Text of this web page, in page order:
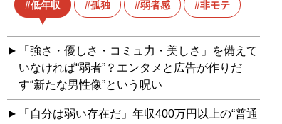
低年収 孤独 弱者感 非モテ
「強さ・優しさ・コミュ力・美しさ」を備えて
いなければ“弱者”？エンタメと広告が作りだ
す“新たな男性像”という呪い
「自分は弱い存在だ」年収400万円以上の“普通